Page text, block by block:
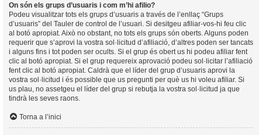
On són els grups d’usuaris i com m’hi afilio?
Podeu visualitzar tots els grups d’usuaris a través de l’enllaç “Grups
d’usuaris” del Tauler de control de l’usuari. Si desitgeu afiliar-vos-hi feu clic
al botó apropiat. Això no obstant, no tots els grups són oberts. Alguns poden
requerir que s’aprovi la vostra sol·licitud d’afiliació, d’altres poden ser tancats
i alguns fins i tot poden ser ocults. Si el grup és obert us hi podeu afiliar fent
clic al botó apropiat. Si el grup requereix aprovació podeu sol·licitar l’afiliació
fent clic al botó apropiat. Caldrà que el líder del grup d’usuaris aprovi la
vostra sol·licitud i és possible que us pregunti per què us hi voleu afiliar. Si
us plau, no assetgeu el líder del grup si rebutja la vostra sol·licitud ja que
tindrà les seves raons.
Torna a l’inici